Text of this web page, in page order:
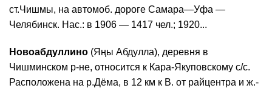
ст.Чишмы, на автомоб. дороге Самара—Уфа —
Челябинск. Нас.: в 1906 — 1417 чел.; 1920...
Новоабдуллино (Яңы Абдулла), деревня в
Чишминском р-не, относится к Кара-Якуповскому с/с.
Расположена на р.Дёма, в 12 км к В. от райцентра и ж.-